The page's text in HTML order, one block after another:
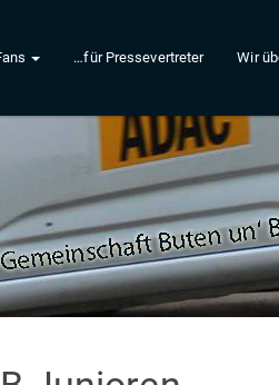
…für Pressevertreter Wir